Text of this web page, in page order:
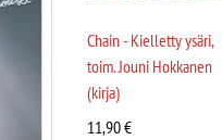
Chain - Kielletty ysäri,
toim. Jouni Hokkanen
(kirja)
11,90€